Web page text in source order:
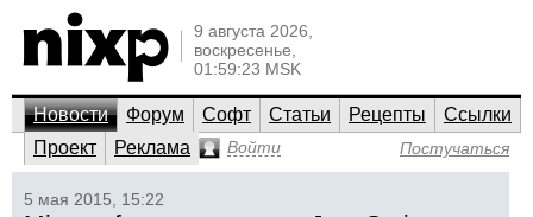
9 августа 2026,
воскресенье,
01:59:23 MSK
Новости Форум Софт Статьи Рецепты
Ссылки
Проект
Реклама Войти Постучаться
5 мая 2015, 15:22